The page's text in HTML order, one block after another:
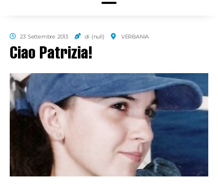
23 Settembre 2013 di (null) VERBANIA
Ciao Patrizia!